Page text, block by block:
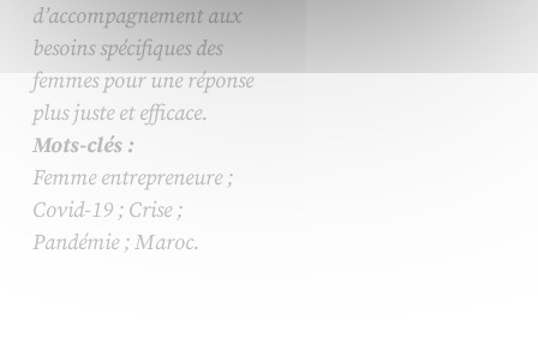
d’accompagnement aux
besoins spécifiques des
femmes pour une réponse
plus juste et efficace.
Mots-clés :
Femme entrepreneure ;
Covid-19 ; Crise ;
Pandémie ; Maroc.